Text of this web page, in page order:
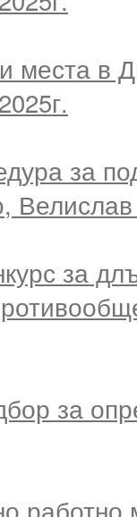
места в
за
за
за
работно